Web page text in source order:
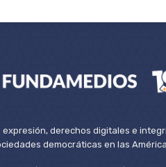
derechos digitales e
democráticas en las